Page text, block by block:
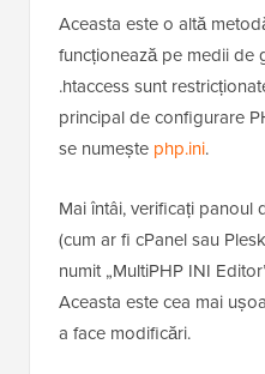
Aceasta este o altă
funcționează pe medii de
.htaccess sunt
principal de configurare
se numește php.ini.
Mai întâi, verificați panoul
(cum ar fi cPanel sau
numit „MultiPHP INI
Aceasta este cea mai
a face modificări.